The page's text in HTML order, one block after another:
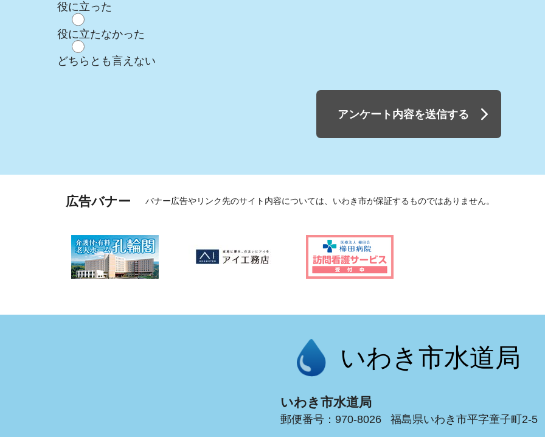
役に立った
役に立たなかった
どちらとも言えない
アンケート内容を送信する
広告バナー バナー広告やリンク先のサイト内容については、いわき市が保証するものではありません。
いわき市水道局
いわき市水道局
郵便番号：970-8026 福島県いわき市平字童子町2-5